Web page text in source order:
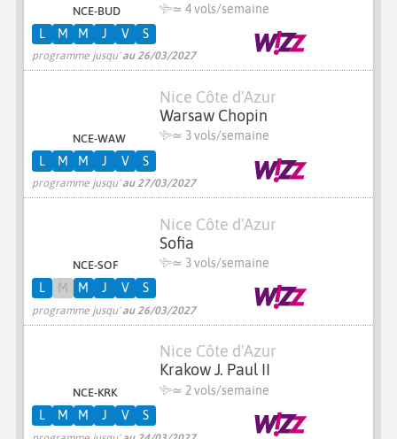
NCE-BUD ≃ 4 vols/semaine
programme jusqu'au 26/03/2027
L M M J V S
NCE-WAW
Nice Côte d'Azur
Warsaw Chopin
≃ 3 vols/semaine
programme jusqu'au 27/03/2027
L M M J V S
NCE-SOF
Nice Côte d'Azur
Sofia
≃ 3 vols/semaine
programme jusqu'au 26/03/2027
L M M J V S
NCE-KRK
Nice Côte d'Azur
Krakow J. Paul II
≃ 2 vols/semaine
L M M J V S